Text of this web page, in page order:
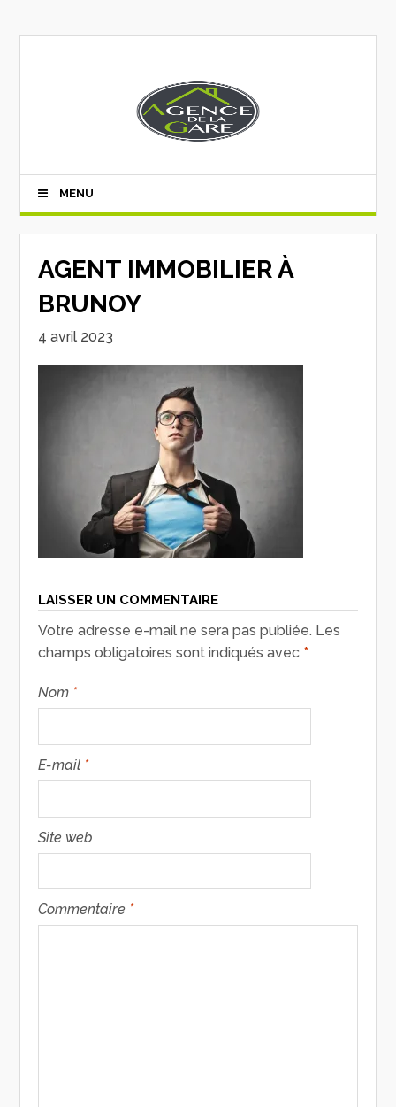
MENU
AGENT IMMOBILIER À
BRUNOY
4 avril 2023
LAISSER UN COMMENTAIRE
Votre adresse e-mail ne sera pas publiée. Les
champs obligatoires sont indiqués avec *
Nom *
E-mail *
Site web
Commentaire *